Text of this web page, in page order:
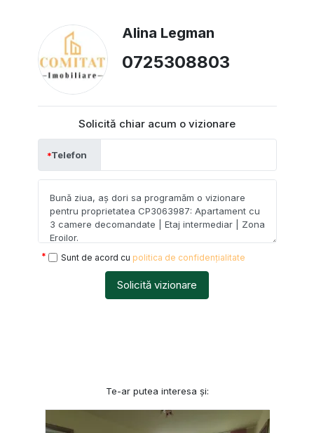
Alina Legman
0725308803
Solicită chiar acum o vizionare
Telefon
Sunt de acord cu politica de confidențialitate
Solicită vizionare
Te-ar putea interesa și: